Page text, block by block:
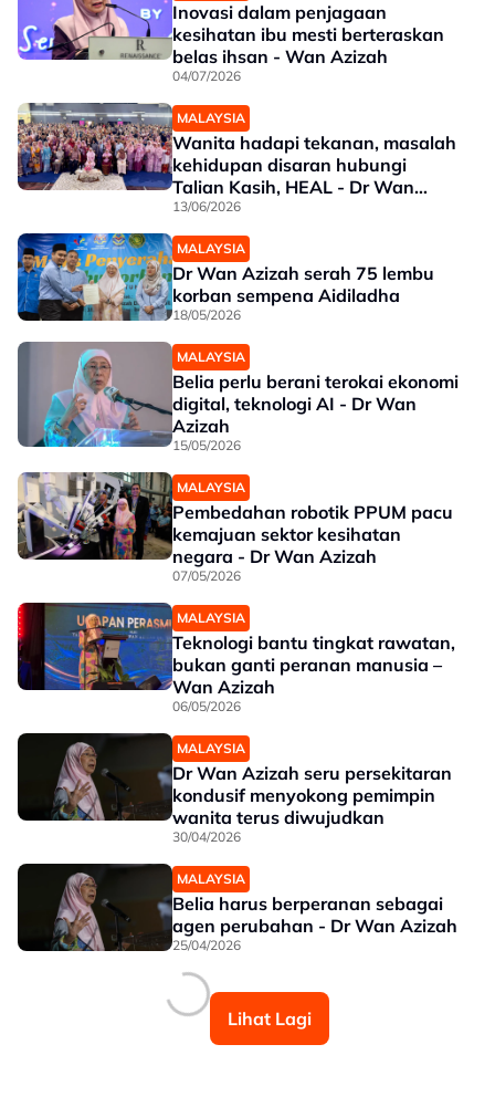
Inovasi dalam penjagaan
kesihatan ibu mesti berteraskan
belas ihsan - Wan Azizah
04/07/2026
MALAYSIA
Wanita hadapi tekanan, masalah
kehidupan disaran hubungi
Talian Kasih, HEAL - Dr Wan
Azizah
13/06/2026
MALAYSIA
Dr Wan Azizah serah 75 lembu
korban sempena Aidiladha
18/05/2026
MALAYSIA
Belia perlu berani terokai ekonomi
digital, teknologi AI - Dr Wan
Azizah
15/05/2026
MALAYSIA
Pembedahan robotik PPUM pacu
kemajuan sektor kesihatan
negara - Dr Wan Azizah
07/05/2026
MALAYSIA
Teknologi bantu tingkat rawatan,
bukan ganti peranan manusia –
Wan Azizah
06/05/2026
MALAYSIA
Dr Wan Azizah seru persekitaran
kondusif menyokong pemimpin
wanita terus diwujudkan
30/04/2026
MALAYSIA
Belia harus berperanan sebagai
agen perubahan - Dr Wan Azizah
25/04/2026
Lihat Lagi